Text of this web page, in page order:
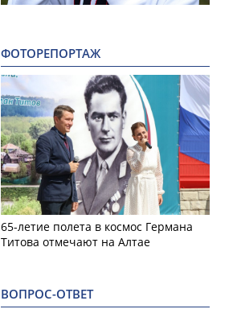
ФОТОРЕПОРТАЖ
65-летие полета в космос Германа
Титова отмечают на Алтае
ВОПРОС-ОТВЕТ